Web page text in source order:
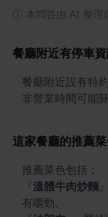
本問答由 AI 整理
餐廳附近有停車資
餐廳附近設有特
非營業時間可能
這家餐廳的推薦
溫體牛肉炒麵